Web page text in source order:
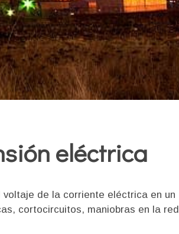
eléctrica
de la corriente eléctrica en un
cortocircuitos, maniobras en la red